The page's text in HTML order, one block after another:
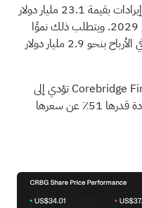
تتوقع شركة كوربريدج فاينانشال تحقيق إيرادات بقيمة 23.1 مليار دولار
وأرباح بقيمة 2.5 مليار دولار بحلول عام 2029. ويتطلب ذلك نموًا
سنويًا في الإيرادات بنسبة 7.4٪ وزيادة في الأرباح بنحو 2.9 مليار دولار
اكتشف كيف أن توقعات شركة Corebridge Financial تؤدي إلى
، أي بزيادة قدرها 51٪ عن سعرها